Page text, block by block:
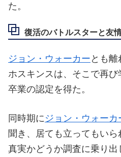
た。
復活のバトルスターと友
ジョン・ウォーカー とも
ホスキンスは、そこで再
卒業の認定を得た。
同時期に ジョン・ウォーカ
聞き、居ても立ってもい
真実かどうか調査に乗り出